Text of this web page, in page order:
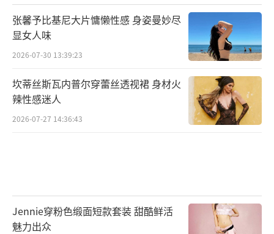
张馨予比基尼大片慵懒性感 身姿曼妙尽
显女人味
2026-07-30 13:39:23
坎蒂丝斯瓦内普尔穿蕾丝透视裙 身材火
辣性感迷人
2026-07-27 14:36:43
Jennie穿粉色缎面短款套装 甜酷鲜活
魅力出众